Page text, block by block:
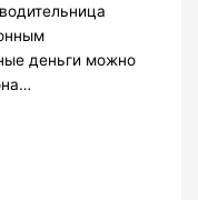
деньги можно